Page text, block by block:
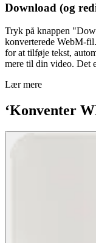
Download (og
Tryk på knappen
konverterede WebM-
for at tilføje tekst,
mere til din video. Det
Lær mere
‘Konventer